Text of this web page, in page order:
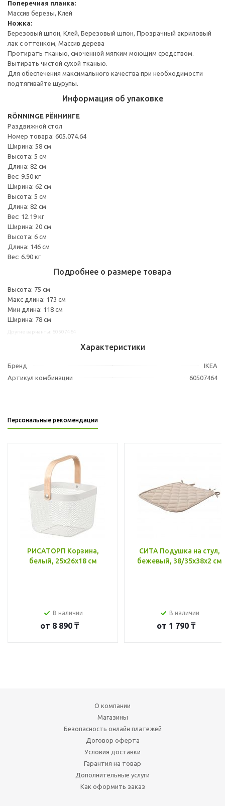
Поперечная планка:
Массив березы, Клей
Ножка:
Березовый шпон, Клей, Березовый шпон, Прозрачный акриловый
лак с оттенком, Массив дерева
Протирать тканью, смоченной мягким моющим средством.
Вытирать чистой сухой тканью.
Для обеспечения максимального качества при необходимости
подтягивайте шурупы.
Информация об упаковке
RÖNNINGE РЁННИНГЕ
Раздвижной стол
Номер товара: 605.074.64
Ширина: 58 см
Высота: 5 см
Длина: 82 см
Вес: 9.50 кг
Ширина: 62 см
Высота: 5 см
Длина: 82 см
Вес: 12.19 кг
Ширина: 20 см
Высота: 6 см
Длина: 146 см
Вес: 6.90 кг
Подробнее о размере товара
Высота: 75 см
Макс длина: 173 см
Мин длина: 118 см
Ширина: 78 см
Характеристики
Бренд
IKEA
Артикул комбинации
60507464
Персональные рекомендации
РИСАТОРП Корзина,
белый, 25x26x18 см
В наличии
от 8 890 ₸
СИТА Подушка на стул,
бежевый, 38/35x38x2 см
В наличии
от 1 790 ₸
О компании
Магазины
Безопасность онлайн платежей
Договор оферта
Условия доставки
Гарантия на товар
Дополнительные услуги
Как оформить заказ